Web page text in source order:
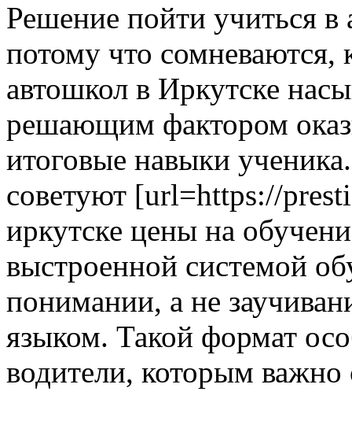
Решение пойти учиться в
потому что
автошкол в Иркутске
решающим фактором
итоговые навыки
советуют [url=https://
иркутске цены на
выстроенной системой
понимании, а не
языком. Такой формат
водители, которым